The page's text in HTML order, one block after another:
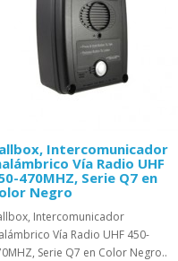
Intercomunicador
Vía Radio UHF
470MHZ, Serie Q7 en
Negro
Intercomunicador
Vía Radio UHF 450-
Serie Q7 en Color Negro..